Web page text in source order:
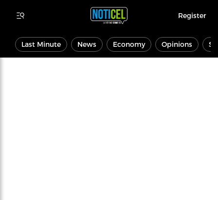
Register
Last Minute News Economy Opinions